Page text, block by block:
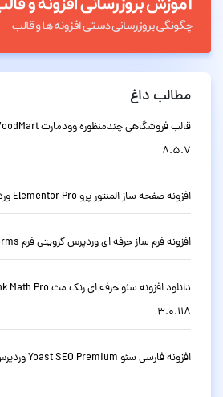
مطالب داغ
8.5.7
افزونه صفحه ساز المنتور پرو Elementor Pro وردپرس نسخه 4.2.1
افزونه فرم ساز حرفه ای وردپرس گرویتی فرم Gravity Forms نسخه 3.0.0
3.0.118
افزونه فارسی سئو Yoast SEO Premium وردپرس نسخه حرفه ای 28.1